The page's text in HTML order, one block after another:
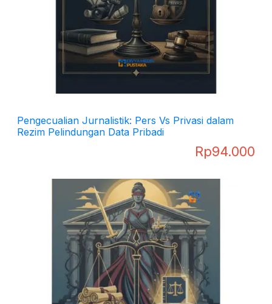
Pengecualian Jurnalistik: Pers Vs Privasi dalam
Rezim Pelindungan Data Pribadi
Rp94.000